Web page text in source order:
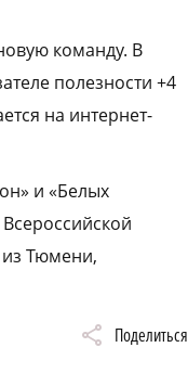
команду. В
полезности +4
на интернет-
и «Белых
из Тюмени,
Поделиться